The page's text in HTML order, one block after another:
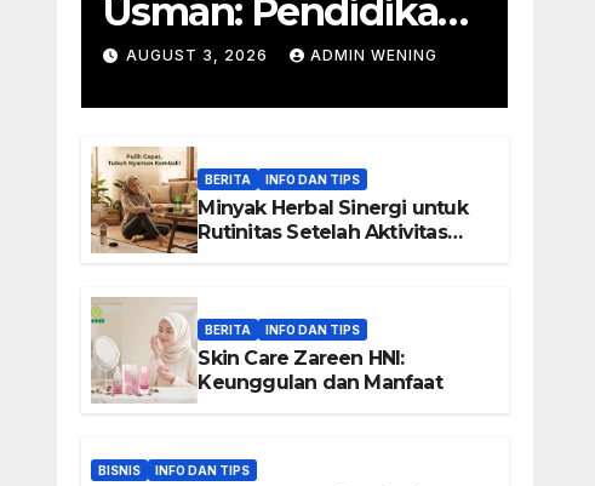
Usman: Pendidikan
Wirausaha
AUGUST 3, 2026 ADMIN WENING
BERITA INFO DAN TIPS
Minyak Herbal Sinergi untuk
Rutinitas Setelah Aktivitas
BERITA INFO DAN TIPS
Skin Care Zareen HNI:
Keunggulan dan Manfaat
BISNIS INFO DAN TIPS